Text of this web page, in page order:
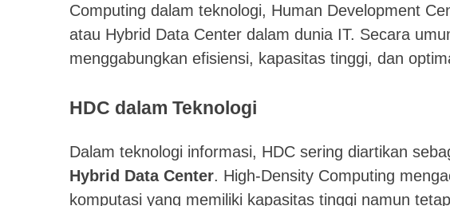
Computing dalam teknologi, Human Development
atau Hybrid Data Center dalam dunia IT. Secara
menggabungkan efisiensi, kapasitas tinggi, dan
HDC dalam Teknologi
Dalam teknologi informasi, HDC sering diartikan
Hybrid Data Center. High-Density Computing
komputasi yang memiliki kapasitas tinggi namun